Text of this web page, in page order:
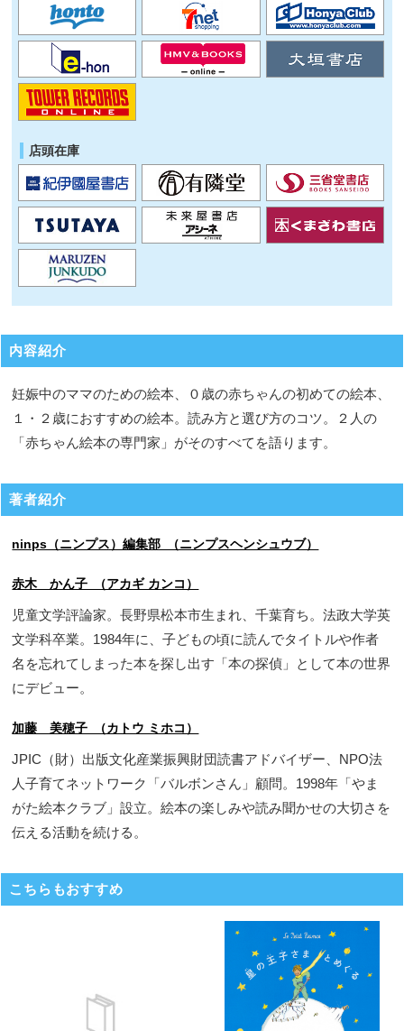
店頭在庫
内容紹介
妊娠中のママのための絵本、０歳の赤ちゃんの初めての絵本、
１・２歳におすすめの絵本。読み方と選び方のコツ。２人の
「赤ちゃん絵本の専門家」がそのすべてを語ります。
著者紹介
ninps（ニンプス）編集部 （ニンプスヘンシュウブ）
赤木 かん子 （アカギ カンコ）
児童文学評論家。長野県松本市生まれ、千葉育ち。法政大学英
文学科卒業。1984年に、子どもの頃に読んでタイトルや作者
名を忘れてしまった本を探し出す「本の探偵」として本の世界
にデビュー。
加藤 美穂子 （カトウ ミホコ）
JPIC（財）出版文化産業振興財団読書アドバイザー、NPO法
人子育てネットワーク「バルボンさん」顧問。1998年「やま
がた絵本クラブ」設立。絵本の楽しみや読み聞かせの大切さを
伝える活動を続ける。
こちらもおすすめ